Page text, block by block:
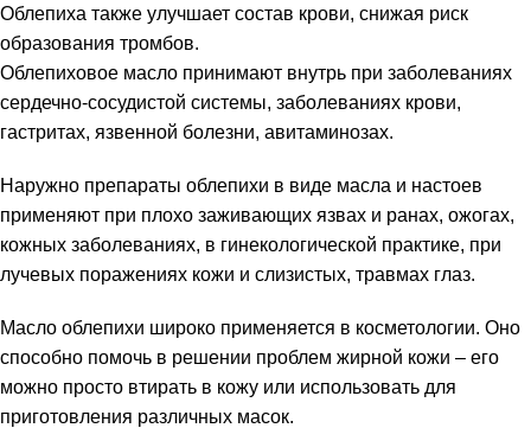
Облепиха также улучшает состав крови, снижая риск
образования тромбов.
Облепиховое масло принимают внутрь при заболеваниях
сердечно-сосудистой системы, заболеваниях крови,
гастритах, язвенной болезни, авитаминозах.
Наружно препараты облепихи в виде масла и настоев
применяют при плохо заживающих язвах и ранах, ожогах,
кожных заболеваниях, в гинекологической практике, при
лучевых поражениях кожи и слизистых, травмах глаз.
Масло облепихи широко применяется в косметологии. Оно
способно помочь в решении проблем жирной кожи – его
можно просто втирать в кожу или использовать для
приготовления различных масок.